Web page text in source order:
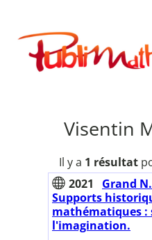
contenu
Publimath
Visentin
Il y a 1 résultat
2021
Grand
Supports
mathématiques :
l'imagination.